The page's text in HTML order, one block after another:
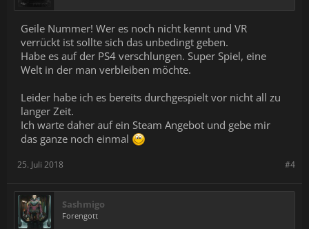
Geile Nummer! Wer es noch nicht kennt und VR
verrückt ist sollte sich das unbedingt geben.
Habe es auf der PS4 verschlungen. Super Spiel, eine
Welt in der man verbleiben möchte.
Leider habe ich es bereits durchgespielt vor nicht all zu
langer Zeit.
Ich warte daher auf ein Steam Angebot und gebe mir
das ganze noch einmal
#4
25. Juli 2018
Sashmigo
Forengott